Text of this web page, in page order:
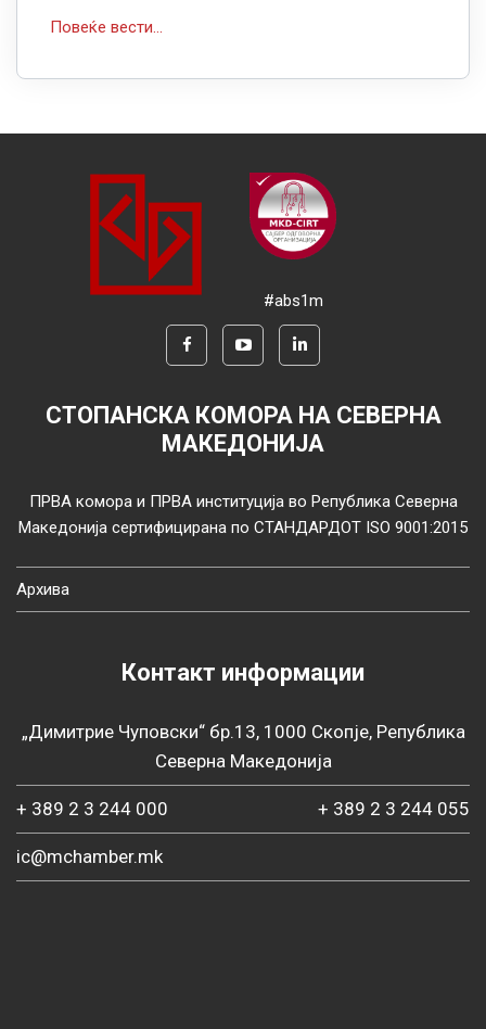
Повеќе вести...
#abs1m
СТОПАНСКА КОМОРА НА СЕВЕРНА
МАКЕДОНИЈА
ПРВА комора и ПРВА институција во Република Северна
Македонија сертифицирана по СТАНДАРДОТ ISO 9001:2015
Архива
Контакт информации
„Димитрие Чуповски“ бр.13, 1000 Скопје, Република
Северна Македонија
+ 389 2 3 244 000 + 389 2 3 244 055
ic@mchamber.mk